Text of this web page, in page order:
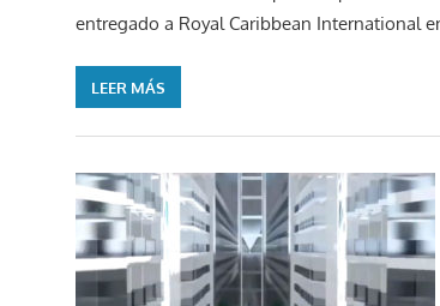
entregado a Royal Caribbean International
LEER MÁS